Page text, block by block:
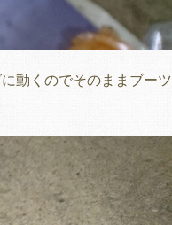
動くのでそのままブーツ